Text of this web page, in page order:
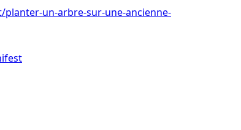
un-arbre-sur-une-ancienne-